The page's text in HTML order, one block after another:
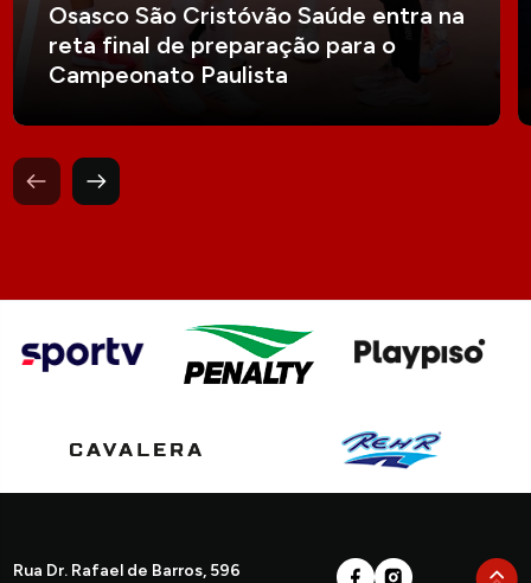
Osasco São Cristóvão Saúde entra na
reta final de preparação para o
Campeonato Paulista
Rua Dr. Rafael de Barros, 596